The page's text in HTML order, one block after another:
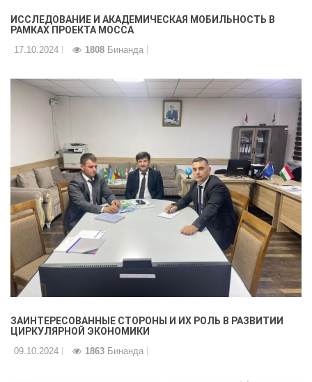
ИССЛЕДОВАНИЕ И АКАДЕМИЧЕСКАЯ МОБИЛЬНОСТЬ В
РАМКАХ ПРОЕКТА MOCCA
17.10.2024 1808 Бинанда
ЗАИНТЕРЕСОВАННЫЕ СТОРОНЫ И ИХ РОЛЬ В РАЗВИТИИ
ЦИРКУЛЯРНОЙ ЭКОНОМИКИ
09.10.2024 1863 Бинанда